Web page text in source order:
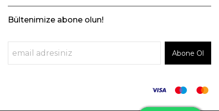
Bültenimize abone olun!
Abone Ol